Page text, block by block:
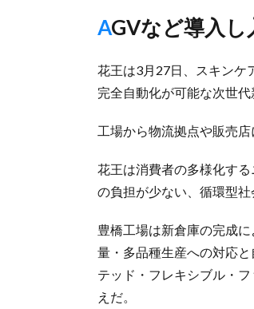
AGVなど導入
花王は3月27日、スキンケ
完全自動化が可能な次世
工場から物流拠点や販売
花王は消費者の多様化す
の負担が少ない、循環型社
豊橋工場は新倉庫の完成
量・多品種生産への対応
テッド・フレキシブル・
えだ。